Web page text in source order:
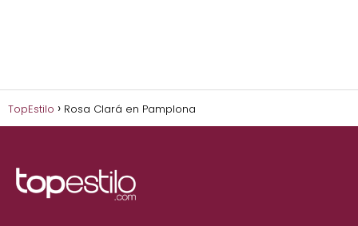
TopEstilo Rosa Clará en Pamplona